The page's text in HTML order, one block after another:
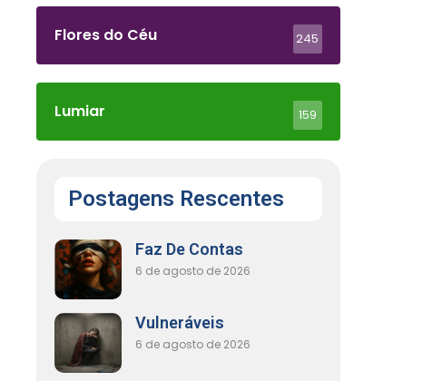
Flores do Céu 245
Lumiar 159
Postagens Rescentes
Faz De Contas
6 de agosto de 2026
Vulneráveis
6 de agosto de 2026